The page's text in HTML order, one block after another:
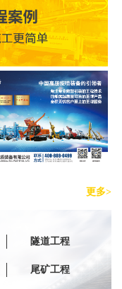
更多>
隧道工程
尾矿工程